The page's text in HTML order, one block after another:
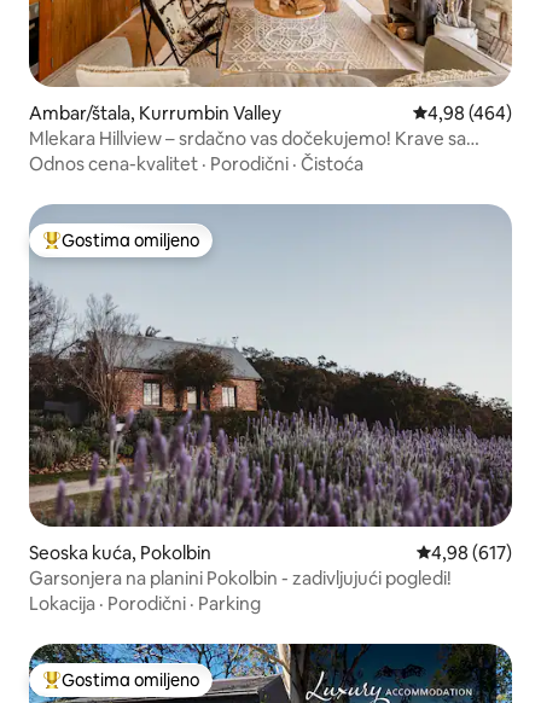
Ambar/štala, Kurrumbin Valley Prosečna
4,98 (464)
Mlekara Hillview – srdačno vas dočekujemo! Krave sa
farme u visoravnima
Odnos cena-kvalitet · Porodični · Čistoća
Najuspešniji među gostima omiljenim
Gostima omiljeno
Seoska kuća, Pokolbin Prosečna
4,98 (617)
Garsonjera na planini Pokolbin - zadivljujući pogledi!
Lokacija · Porodični · Parking
Najuspešniji među gostima omiljenim
Gostima omiljeno